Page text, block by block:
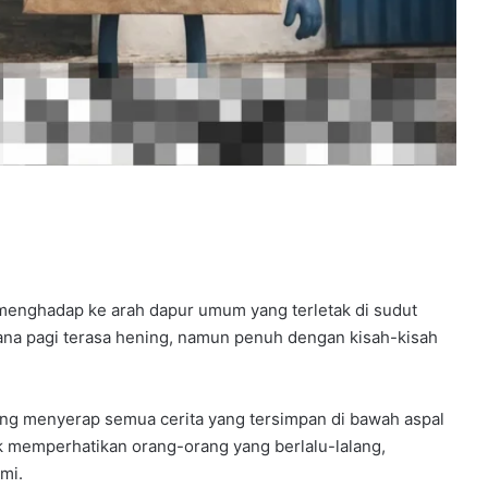
ke arah dapur umum yang terletak di sudut
pagi terasa hening, namun penuh dengan kisah-kisah
menyerap semua cerita yang tersimpan di bawah aspal
orang-orang yang berlalu-lalang,